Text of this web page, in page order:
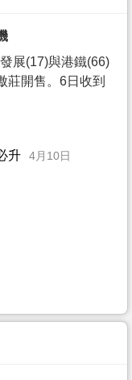
展(17)與港鐵(66)
莊開售。6日收到
升 4月10日